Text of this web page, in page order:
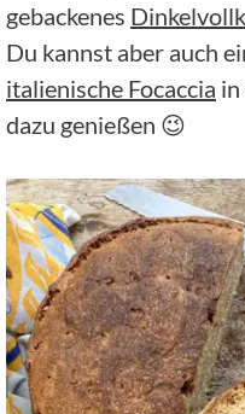
gebackenes
Du kannst aber auch
italienische Focaccia in
dazu genießen 😉